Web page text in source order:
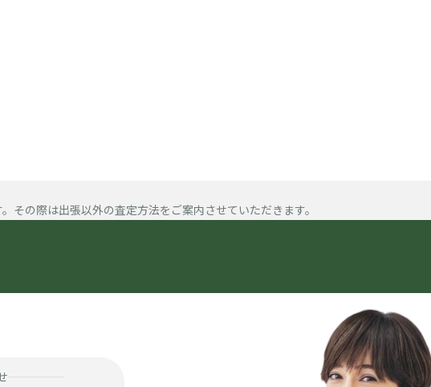
その際は出張以外の査定方法をご案内させていただきます。